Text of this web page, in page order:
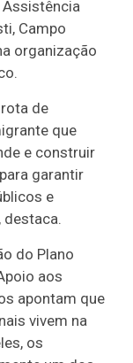
Assistência
Campo
organização
de
que
e construir
garantir
e
destaca.
do Plano
aos
apontam que
vivem na
os